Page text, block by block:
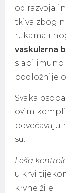
od razvoja
tkiva zbog
rukama i
vaskularna
slabi
podložnije
Svaka
ovim
povećavaju
su:
Loša
u krvi
krvne žile.